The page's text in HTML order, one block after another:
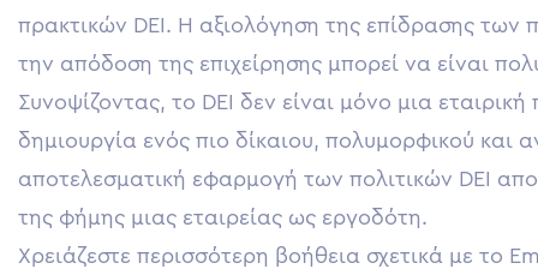
πρακτικών DEI. Η αξιολόγηση της επίδρασης των
την απόδοση της επιχείρησης μπορεί να είναι
Συνοψίζοντας, το DEI δεν είναι μόνο μια
δημιουργία ενός πιο δίκαιου, πολυμορφικού και
αποτελεσματική εφαρμογή των πολιτικών DEI
της φήμης μιας εταιρείας ως εργοδότη.
Χρειάζεστε περισσότερη βοήθεια σχετικά με το